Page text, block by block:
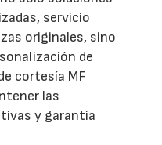
servicio
originales, sino
de
cortesía MF
las
y garantía